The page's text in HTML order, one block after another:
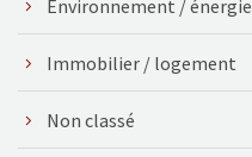
Environnement / énergie
Immobilier / logement
Non classé